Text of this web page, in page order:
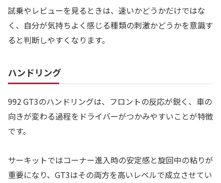
試乗やレビューを見るときは、速いかどうかだけではな
く、自分が気持ちよく感じる種類の刺激かどうかを意識す
ると判断しやすくなります。
ハンドリング
992 GT3のハンドリングは、フロントの反応が鋭く、車の
向きが変わる過程をドライバーがつかみやすいことが特徴
です。
サーキットではコーナー進入時の安定感と旋回中の粘りが
重要になり、GT3はその両方を高いレベルで成立させてい